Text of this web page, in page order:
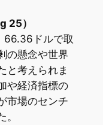
25）
66.36ドルで取
の懸念や世界
と考えられま
や経済指標の
市場のセンチ